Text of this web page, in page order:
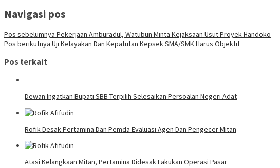
Navigasi pos
Pos sebelumnya Pekerjaan Amburadul, Watubun Minta Kejaksaan Usut Proyek Handoko
Pos berikutnya Uji Kelayakan Dan Kepatutan Kepsek SMA/SMK Harus Objektif
Pos terkait
Dewan Ingatkan Bupati SBB Terpilih Selesaikan Persoalan Negeri Adat
Rofik Desak Pertamina Dan Pemda Evaluasi Agen Dan Pengecer Mitan
Atasi Kelangkaan Mitan, Pertamina Didesak Lakukan Operasi Pasar